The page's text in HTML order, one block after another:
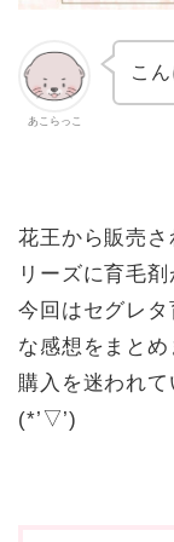
あこらっこ
こ
花王から販売
リーズに育毛
今回はセグレ
な感想をまとめ
購入を迷われ
(*’▽’)